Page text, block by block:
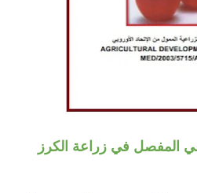
المفصل في زراعة الكرز